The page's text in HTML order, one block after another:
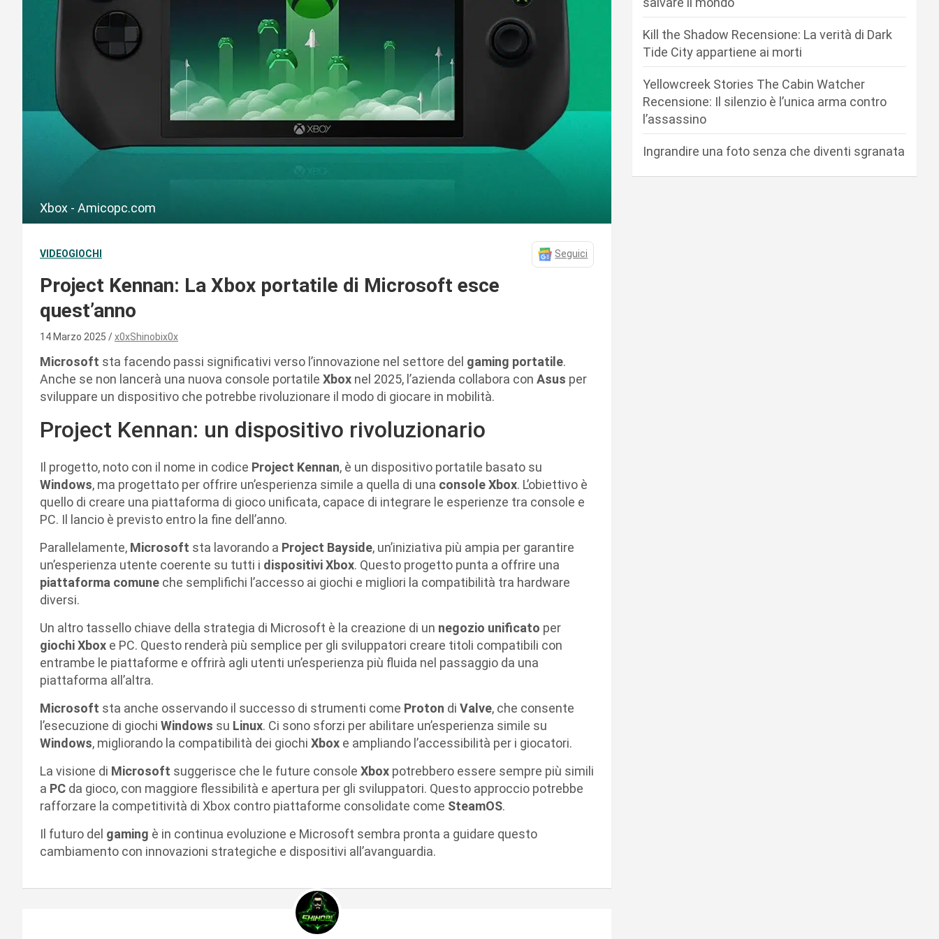
Xbox - Amicopc.com
VIDEOGIOCHI Seguici
Project Kennan: La Xbox portatile di Microsoft esce
quest’anno
14 Marzo 2025 x0xShinobix0x
Microsoft sta facendo passi significativi verso l’innovazione nel settore del gaming portatile.
Anche se non lancerà una nuova console portatile Xbox nel 2025, l’azienda collabora con Asus per
sviluppare un dispositivo che potrebbe rivoluzionare il modo di giocare in mobilità.
Project Kennan: un dispositivo rivoluzionario
Il progetto, noto con il nome in codice Project Kennan, è un dispositivo portatile basato su
Windows, ma progettato per offrire un’esperienza simile a quella di una console Xbox. L’obiettivo è
quello di creare una piattaforma di gioco unificata, capace di integrare le esperienze tra console e
PC. Il lancio è previsto entro la fine dell’anno.
Parallelamente, Microsoft sta lavorando a Project Bayside, un’iniziativa più ampia per garantire
un’esperienza utente coerente su tutti i dispositivi Xbox. Questo progetto punta a offrire una
piattaforma comune che semplifichi l’accesso ai giochi e migliori la compatibilità tra hardware
diversi.
Un altro tassello chiave della strategia di Microsoft è la creazione di un negozio unificato per
giochi Xbox e PC. Questo renderà più semplice per gli sviluppatori creare titoli compatibili con
entrambe le piattaforme e offrirà agli utenti un’esperienza più fluida nel passaggio da una
piattaforma all’altra.
Microsoft sta anche osservando il successo di strumenti come Proton di Valve, che consente
l’esecuzione di giochi Windows su Linux. Ci sono sforzi per abilitare un’esperienza simile su
Windows, migliorando la compatibilità dei giochi Xbox e ampliando l’accessibilità per i giocatori.
La visione di Microsoft suggerisce che le future console Xbox potrebbero essere sempre più simili
a PC da gioco, con maggiore flessibilità e apertura per gli sviluppatori. Questo approccio potrebbe
rafforzare la competitività di Xbox contro piattaforme consolidate come SteamOS.
Il futuro del gaming è in continua evoluzione e Microsoft sembra pronta a guidare questo
cambiamento con innovazioni strategiche e dispositivi all’avanguardia.
Kill the Shadow Recensione: La verità di Dark
Tide City appartiene ai morti
Yellowcreek Stories The Cabin Watcher
Recensione: Il silenzio è l’unica arma contro
l’assassino
Ingrandire una foto senza che diventi sgranata